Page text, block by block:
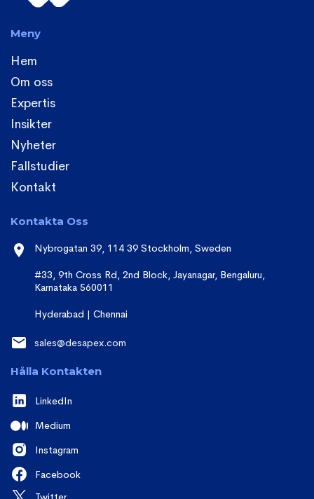
Meny
Hem
Om oss
Expertis
Insikter
Nyheter
Fallstudier
Kontakt
Kontakta Oss
Nybrogatan 39, 114 39 Stockholm, Sweden
#33, 9th Cross Rd, 2nd Block, Jayanagar, Bengaluru,
Karnataka 560011
Hyderabad | Chennai
sales@desapex.com
Hålla Kontakten
LinkedIn
Medium
Instagram
Facebook